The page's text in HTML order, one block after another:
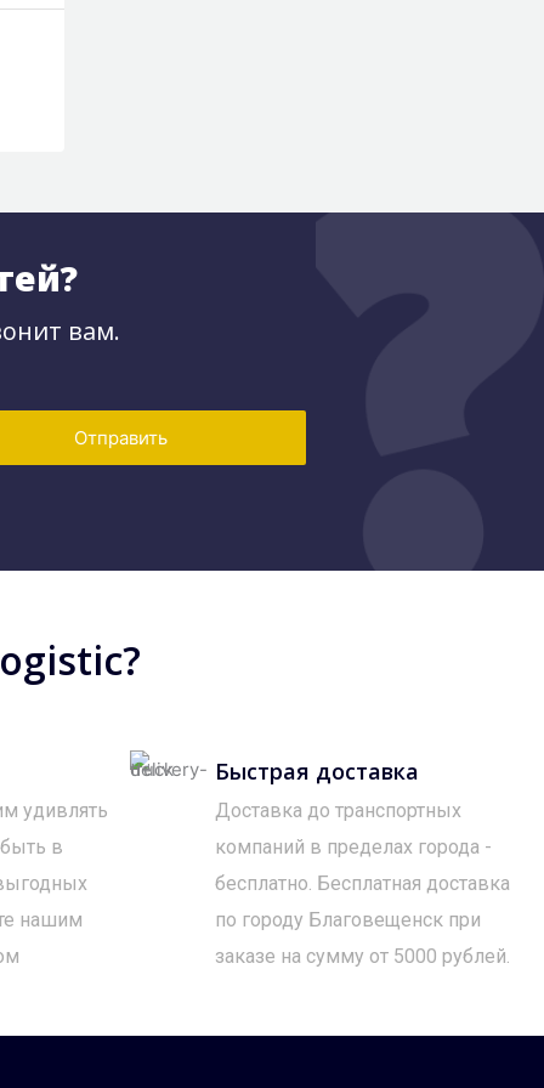
вам.
Отправить
удивлять
в
нашим
Быстрая доставка
Доставка до транспортных
компаний в пределах города -
бесплатно. Бесплатная доставка
по городу Благовещенск при
заказе на сумму от 5000 рублей.